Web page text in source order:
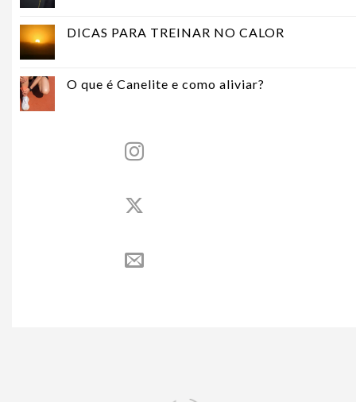
DICAS PARA TREINAR NO CALOR
O que é Canelite e como aliviar?